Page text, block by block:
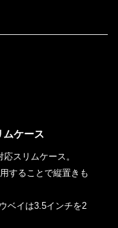
ケース
スリムケース。
することで縦置きも
ベイは3.5インチを2